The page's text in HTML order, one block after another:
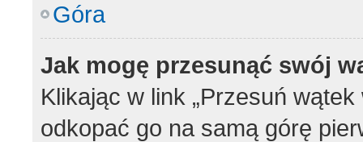
Góra
Jak mogę przesunąć swój
Klikając w link „Przesuń
odkopać go na samą górę